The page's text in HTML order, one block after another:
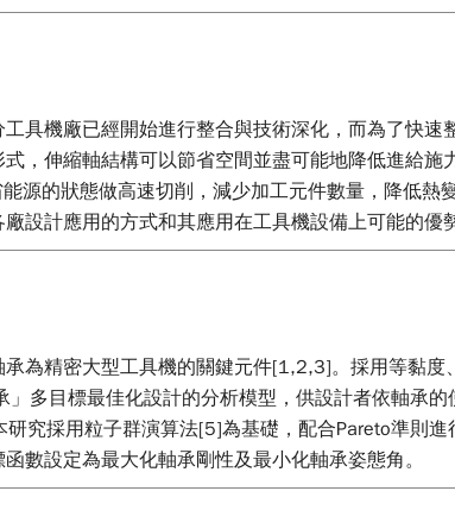
具機廠已經開始進行整合與技術深化，而為了快
，伸縮軸結構可以節省空間並盡可能地降低進給施
源的狀態做高速切削，減少加工元件數量，降低熱
設計應用的方式和其應用在工具機設備上可能的優
為精密大型工具機的關鍵元件[1,2,3]。採用等黏度
多目標最佳化設計的分析模型，供設計者依軸承
究採用粒子群演算法[5]為基礎，配合Pareto準則
數設定為最大化軸承剛性及最小化軸承姿態角。